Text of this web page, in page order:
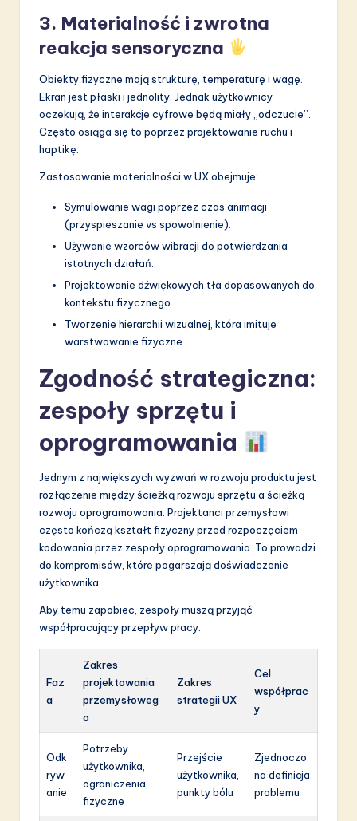
3. Materialność i zwrotna
reakcja sensoryczna
Obiekty fizyczne mają strukturę, temperaturę i wagę.
Ekran jest płaski i jednolity. Jednak użytkownicy
oczekują, że interakcje cyfrowe będą miały „odczucie”.
Często osiąga się to poprzez projektowanie ruchu i
haptikę.
Zastosowanie materialności w UX obejmuje:
Symulowanie wagi poprzez czas animacji
(przyspieszanie vs spowolnienie).
Używanie wzorców wibracji do potwierdzania
istotnych działań.
Projektowanie dźwiękowych tła dopasowanych do
kontekstu fizycznego.
Tworzenie hierarchii wizualnej, która imituje
warstwowanie fizyczne.
Zgodność strategiczna:
zespoły sprzętu i
oprogramowania
Jednym z największych wyzwań w rozwoju produktu jest
rozłączenie między ścieżką rozwoju sprzętu a ścieżką
rozwoju oprogramowania. Projektanci przemysłowi
często kończą kształt fizyczny przed rozpoczęciem
kodowania przez zespoły oprogramowania. To prowadzi
do kompromisów, które pogarszają doświadczenie
użytkownika.
Aby temu zapobiec, zespoły muszą przyjąć
współpracujący przepływ pracy.
Faz
a
Zakres
projektowania
przemysłoweg
o
Zakres
strategii UX
Cel
współprac
y
Odk
ryw
anie
Potrzeby
użytkownika,
ograniczenia
fizyczne
Przejście
użytkownika,
punkty bólu
Zjednoczo
na definicja
problemu